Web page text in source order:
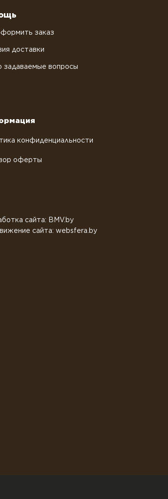
заказ
доставки
задаваемые вопросы
конфиденциальности
оферты
сайта: BMV.by
сайта: websfera.by